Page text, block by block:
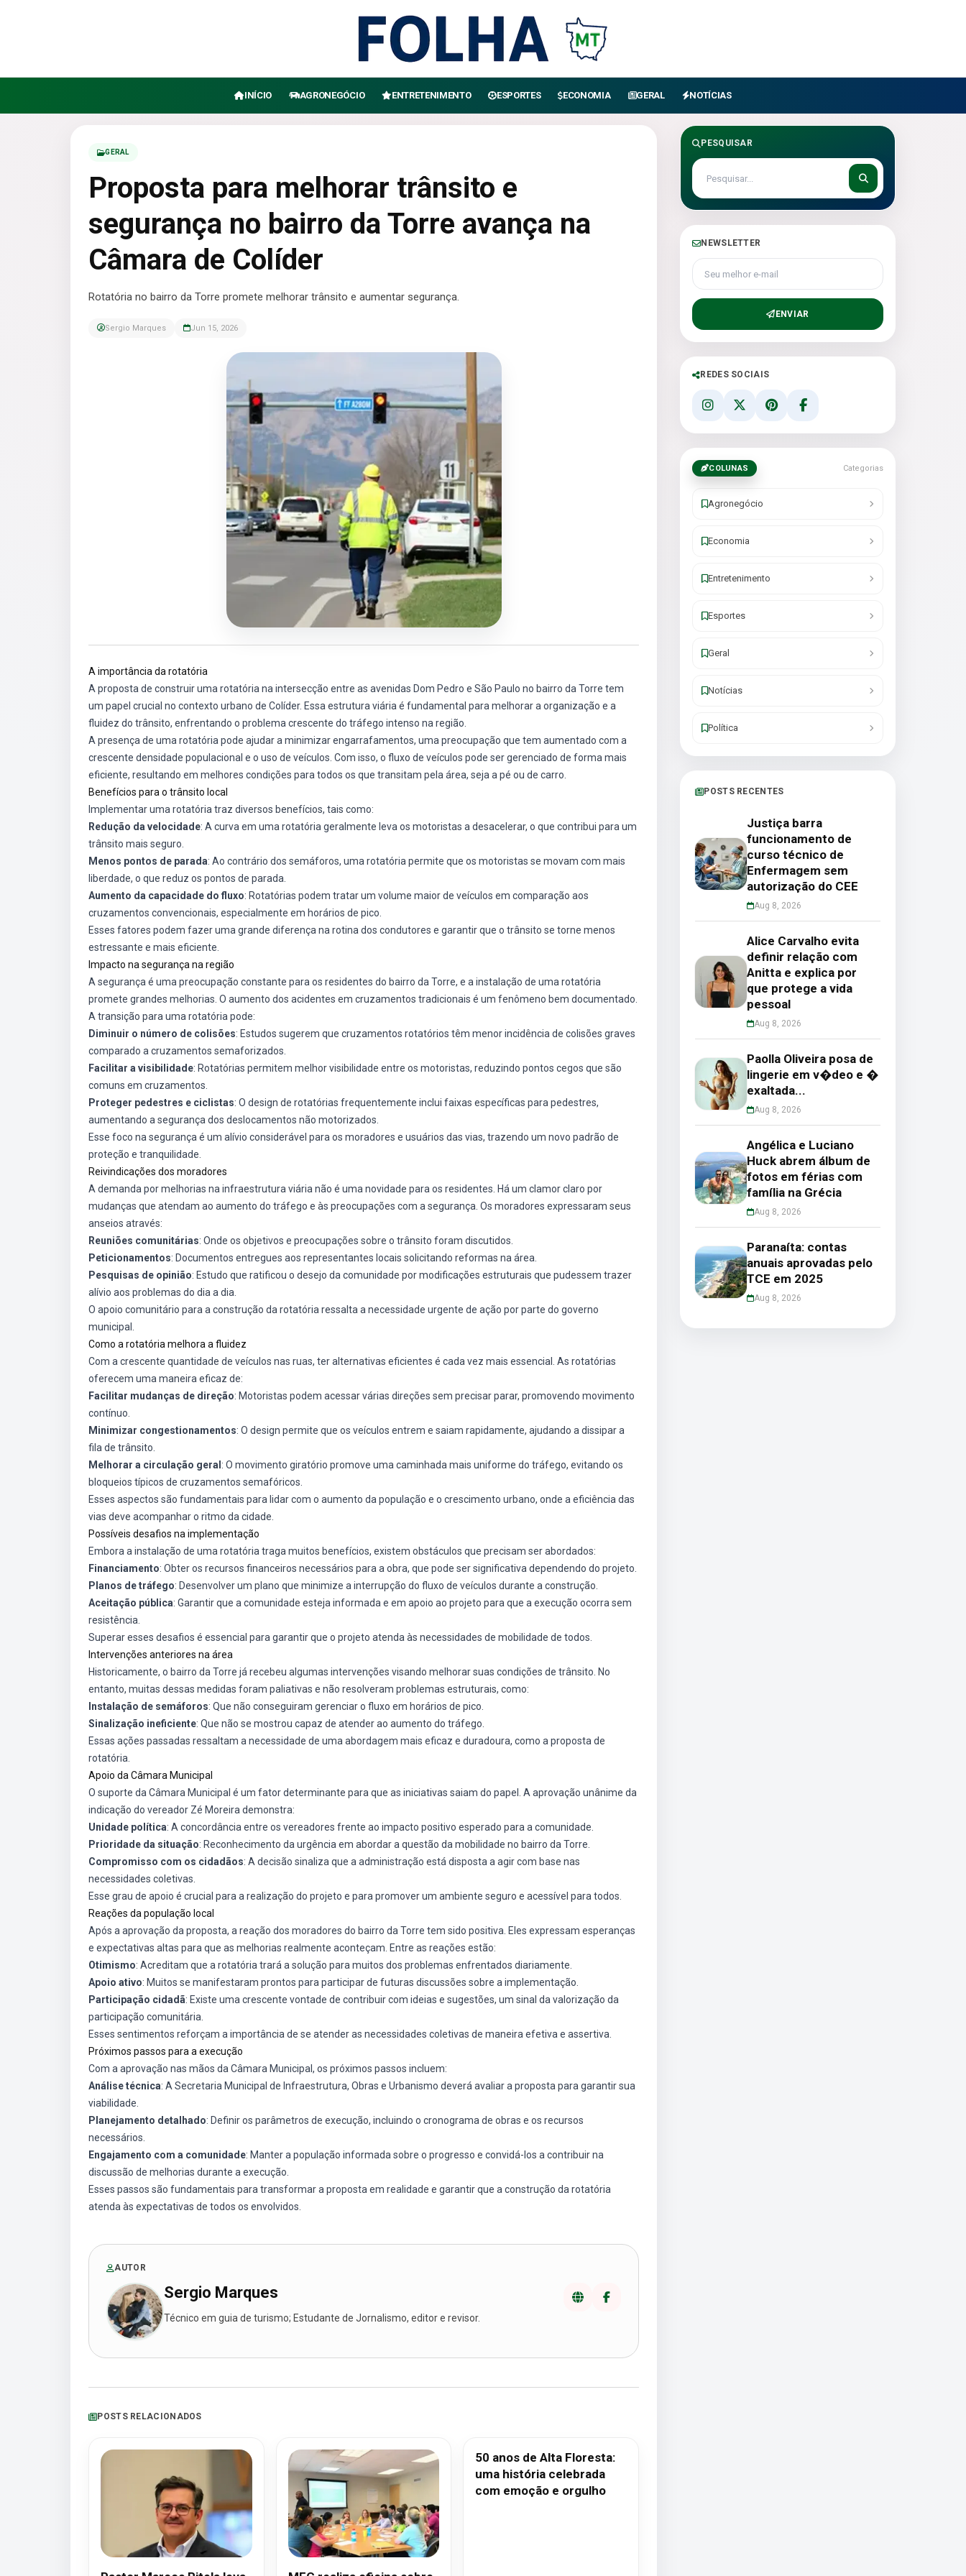
INÍCIO AGRONEGÓCIO ENTRETENIMENTO ESPORTES ECONOMIA GERAL NOTÍCIAS
GERAL
Proposta para melhorar trânsito e
segurança no bairro da Torre avança na
Câmara de Colíder
Rotatória no bairro da Torre promete melhorar trânsito e aumentar segurança.
Sergio Marques Jun 15, 2026
A importância da rotatória
A proposta de construir uma rotatória na intersecção entre as avenidas Dom Pedro e São Paulo no bairro da Torre tem
um papel crucial no contexto urbano de Colíder. Essa estrutura viária é fundamental para melhorar a organização e a
fluidez do trânsito, enfrentando o problema crescente do tráfego intenso na região.
A presença de uma rotatória pode ajudar a minimizar engarrafamentos, uma preocupação que tem aumentado com a
crescente densidade populacional e o uso de veículos. Com isso, o fluxo de veículos pode ser gerenciado de forma mais
eficiente, resultando em melhores condições para todos os que transitam pela área, seja a pé ou de carro.
Benefícios para o trânsito local
Implementar uma rotatória traz diversos benefícios, tais como:
Redução da velocidade: A curva em uma rotatória geralmente leva os motoristas a desacelerar, o que contribui para um
trânsito mais seguro.
Menos pontos de parada: Ao contrário dos semáforos, uma rotatória permite que os motoristas se movam com mais
liberdade, o que reduz os pontos de parada.
Aumento da capacidade do fluxo: Rotatórias podem tratar um volume maior de veículos em comparação aos
cruzamentos convencionais, especialmente em horários de pico.
Esses fatores podem fazer uma grande diferença na rotina dos condutores e garantir que o trânsito se torne menos
estressante e mais eficiente.
Impacto na segurança na região
A segurança é uma preocupação constante para os residentes do bairro da Torre, e a instalação de uma rotatória
promete grandes melhorias. O aumento dos acidentes em cruzamentos tradicionais é um fenômeno bem documentado.
A transição para uma rotatória pode:
Diminuir o número de colisões: Estudos sugerem que cruzamentos rotatórios têm menor incidência de colisões graves
comparado a cruzamentos semaforizados.
Facilitar a visibilidade: Rotatórias permitem melhor visibilidade entre os motoristas, reduzindo pontos cegos que são
comuns em cruzamentos.
Proteger pedestres e ciclistas: O design de rotatórias frequentemente inclui faixas específicas para pedestres,
aumentando a segurança dos deslocamentos não motorizados.
Esse foco na segurança é um alívio considerável para os moradores e usuários das vias, trazendo um novo padrão de
proteção e tranquilidade.
Reivindicações dos moradores
A demanda por melhorias na infraestrutura viária não é uma novidade para os residentes. Há um clamor claro por
mudanças que atendam ao aumento do tráfego e às preocupações com a segurança. Os moradores expressaram seus
anseios através:
Reuniões comunitárias: Onde os objetivos e preocupações sobre o trânsito foram discutidos.
Peticionamentos: Documentos entregues aos representantes locais solicitando reformas na área.
Pesquisas de opinião: Estudo que ratificou o desejo da comunidade por modificações estruturais que pudessem trazer
alívio aos problemas do dia a dia.
O apoio comunitário para a construção da rotatória ressalta a necessidade urgente de ação por parte do governo
municipal.
Como a rotatória melhora a fluidez
Com a crescente quantidade de veículos nas ruas, ter alternativas eficientes é cada vez mais essencial. As rotatórias
oferecem uma maneira eficaz de:
Facilitar mudanças de direção: Motoristas podem acessar várias direções sem precisar parar, promovendo movimento
contínuo.
Minimizar congestionamentos: O design permite que os veículos entrem e saiam rapidamente, ajudando a dissipar a
fila de trânsito.
Melhorar a circulação geral : O movimento giratório promove uma caminhada mais uniforme do tráfego, evitando os
bloqueios típicos de cruzamentos semafóricos.
Esses aspectos são fundamentais para lidar com o aumento da população e o crescimento urbano, onde a eficiência das
vias deve acompanhar o ritmo da cidade.
Possíveis desafios na implementação
Embora a instalação de uma rotatória traga muitos benefícios, existem obstáculos que precisam ser abordados:
Financiamento: Obter os recursos financeiros necessários para a obra, que pode ser significativa dependendo do projeto.
Planos de tráfego: Desenvolver um plano que minimize a interrupção do fluxo de veículos durante a construção.
Aceitação pública: Garantir que a comunidade esteja informada e em apoio ao projeto para que a execução ocorra sem
resistência.
Superar esses desafios é essencial para garantir que o projeto atenda às necessidades de mobilidade de todos.
Intervenções anteriores na área
Historicamente, o bairro da Torre já recebeu algumas intervenções visando melhorar suas condições de trânsito. No
entanto, muitas dessas medidas foram paliativas e não resolveram problemas estruturais, como:
Instalação de semáforos: Que não conseguiram gerenciar o fluxo em horários de pico.
Sinalização ineficiente: Que não se mostrou capaz de atender ao aumento do tráfego.
Essas ações passadas ressaltam a necessidade de uma abordagem mais eficaz e duradoura, como a proposta de
rotatória.
Apoio da Câmara Municipal
O suporte da Câmara Municipal é um fator determinante para que as iniciativas saiam do papel. A aprovação unânime da
indicação do vereador Zé Moreira demonstra:
Unidade política: A concordância entre os vereadores frente ao impacto positivo esperado para a comunidade.
Prioridade da situação: Reconhecimento da urgência em abordar a questão da mobilidade no bairro da Torre.
Compromisso com os cidadãos: A decisão sinaliza que a administração está disposta a agir com base nas
necessidades coletivas.
Esse grau de apoio é crucial para a realização do projeto e para promover um ambiente seguro e acessível para todos.
Reações da população local
Após a aprovação da proposta, a reação dos moradores do bairro da Torre tem sido positiva. Eles expressam esperanças
e expectativas altas para que as melhorias realmente aconteçam. Entre as reações estão:
Otimismo: Acreditam que a rotatória trará a solução para muitos dos problemas enfrentados diariamente.
Apoio ativo: Muitos se manifestaram prontos para participar de futuras discussões sobre a implementação.
Participação cidadã: Existe uma crescente vontade de contribuir com ideias e sugestões, um sinal da valorização da
participação comunitária.
Esses sentimentos reforçam a importância de se atender as necessidades coletivas de maneira efetiva e assertiva.
Próximos passos para a execução
Com a aprovação nas mãos da Câmara Municipal, os próximos passos incluem:
Análise técnica: A Secretaria Municipal de Infraestrutura, Obras e Urbanismo deverá avaliar a proposta para garantir sua
viabilidade.
Planejamento detalhado: Definir os parâmetros de execução, incluindo o cronograma de obras e os recursos
necessários.
Engajamento com a comunidade: Manter a população informada sobre o progresso e convidá-los a contribuir na
discussão de melhorias durante a execução.
Esses passos são fundamentais para transformar a proposta em realidade e garantir que a construção da rotatória
atenda às expectativas de todos os envolvidos.
AUTOR
Sergio Marques
Técnico em guia de turismo; Estudante de Jornalismo, editor e revisor.
POSTS RELACIONADOS
50 anos de Alta Floresta:
uma história celebrada
com emoção e orgulho
PESQUISAR
NEWSLETTER
Seu melhor e-mail
ENVIAR
REDES SOCIAIS
COLUNAS Categorias
Agronegócio
Economia
Entretenimento
Esportes
Geral
Notícias
Política
POSTS RECENTES
Justiça barra
funcionamento de
curso técnico de
Enfermagem sem
autorização do CEE
Aug 8, 2026
Alice Carvalho evita
definir relação com
Anitta e explica por
que protege a vida
pessoal
Aug 8, 2026
Paolla Oliveira posa de
lingerie em v�deo e �
exaltada...
Aug 8, 2026
Angélica e Luciano
Huck abrem álbum de
fotos em férias com
família na Grécia
Aug 8, 2026
Paranaíta: contas
anuais aprovadas pelo
TCE em 2025
Aug 8, 2026